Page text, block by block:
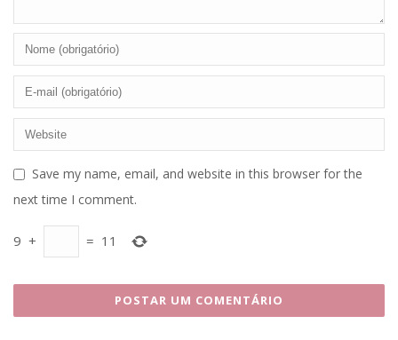
Save my name, email, and website in this browser for the
next time I comment.
9 + = 11